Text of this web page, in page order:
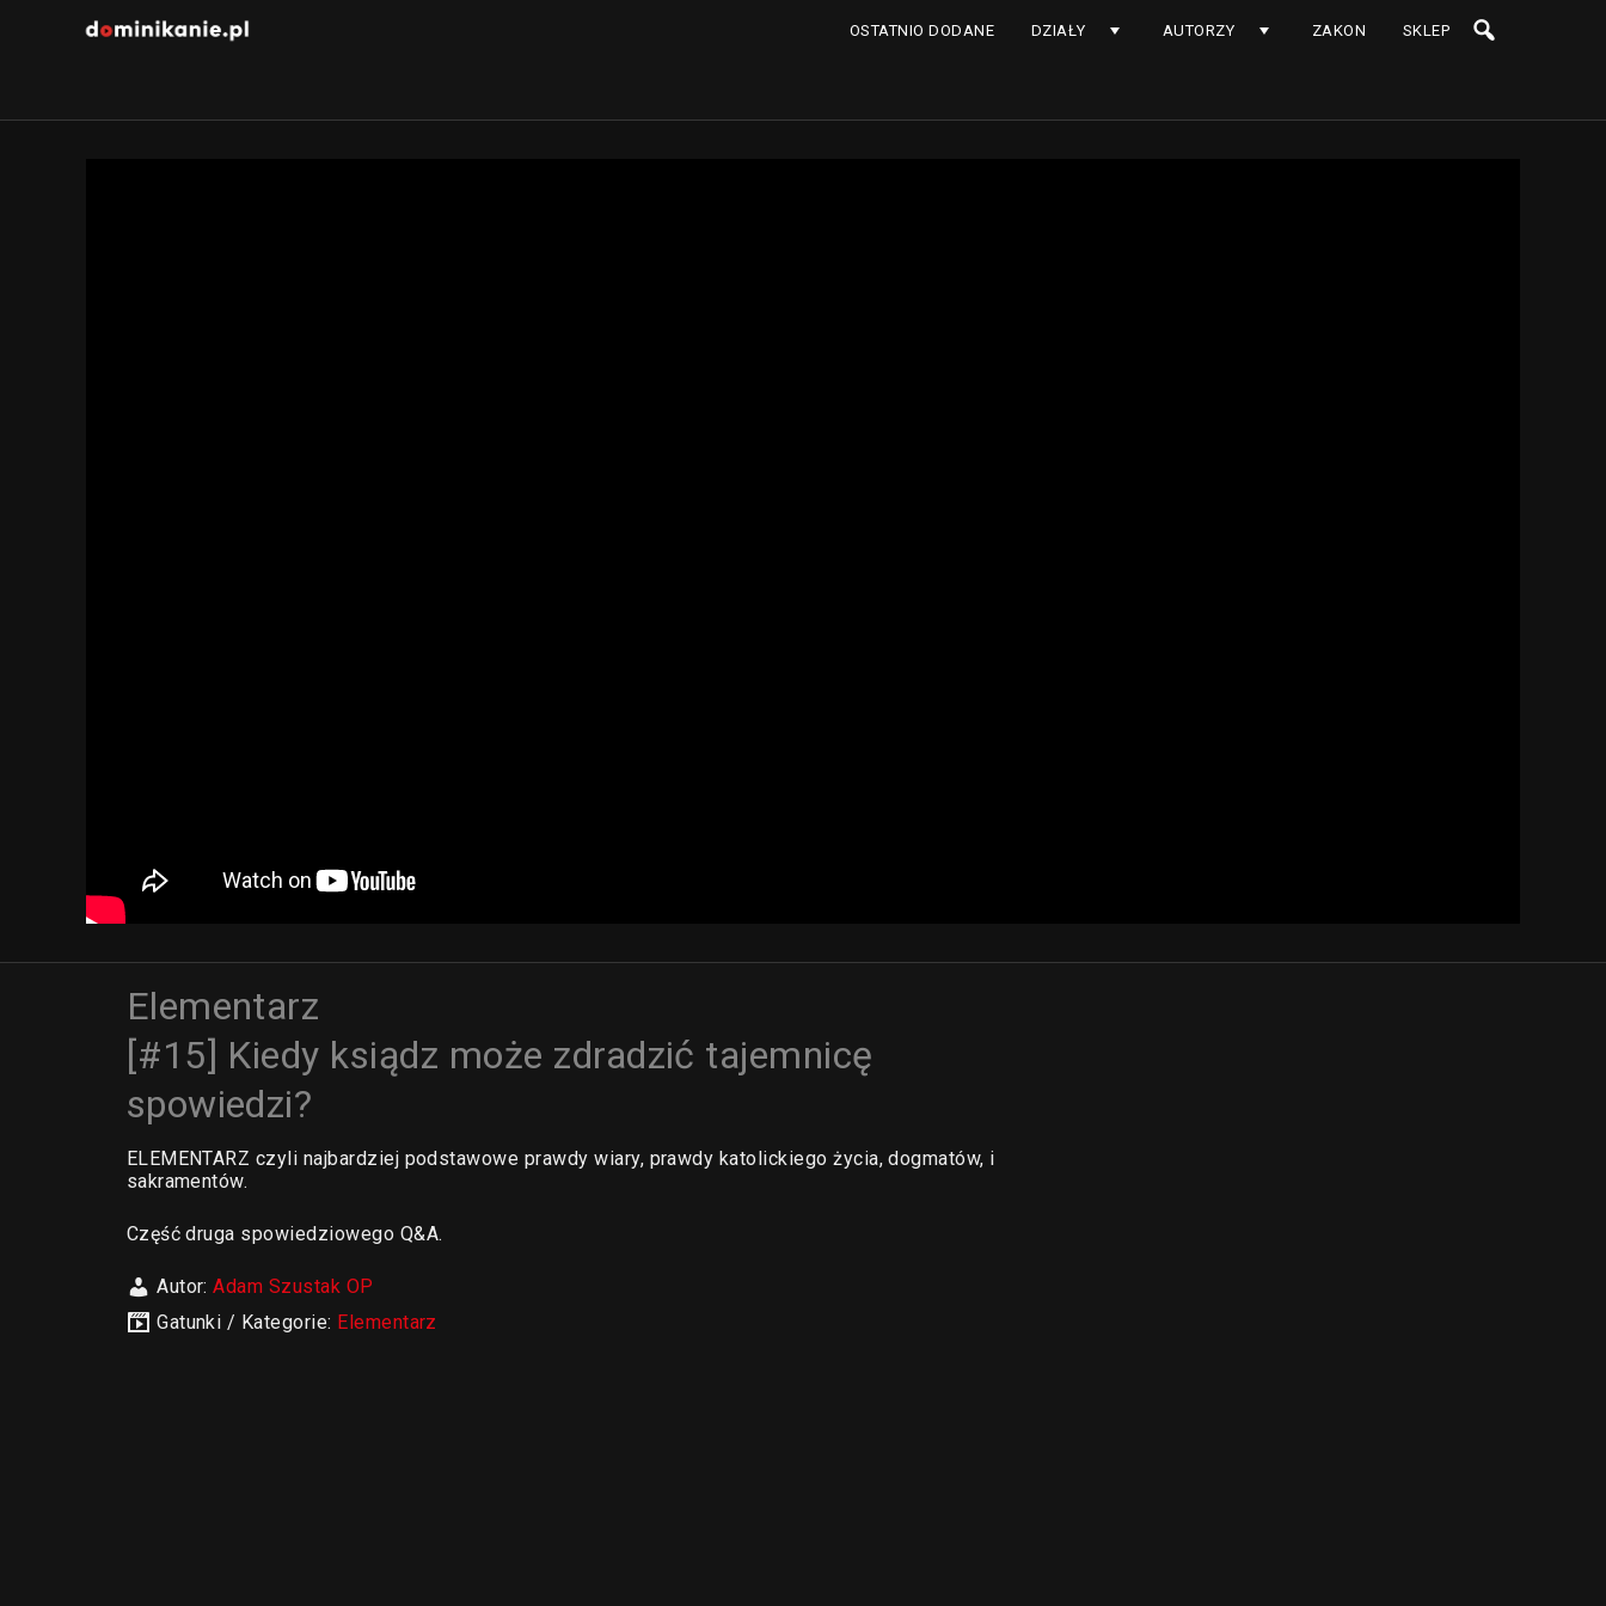
OSTATNIO DODANE DZIAŁY AUTORZY ZAKON SKLEP
Elementarz
[#15] Kiedy ksiądz może zdradzić tajemnicę
spowiedzi?
ELEMENTARZ czyli najbardziej podstawowe prawdy wiary, prawdy katolickiego życia, dogmatów, i
sakramentów.
Część druga spowiedziowego Q&A.
Autor:Adam Szustak OP
Gatunki / Kategorie: Elementarz